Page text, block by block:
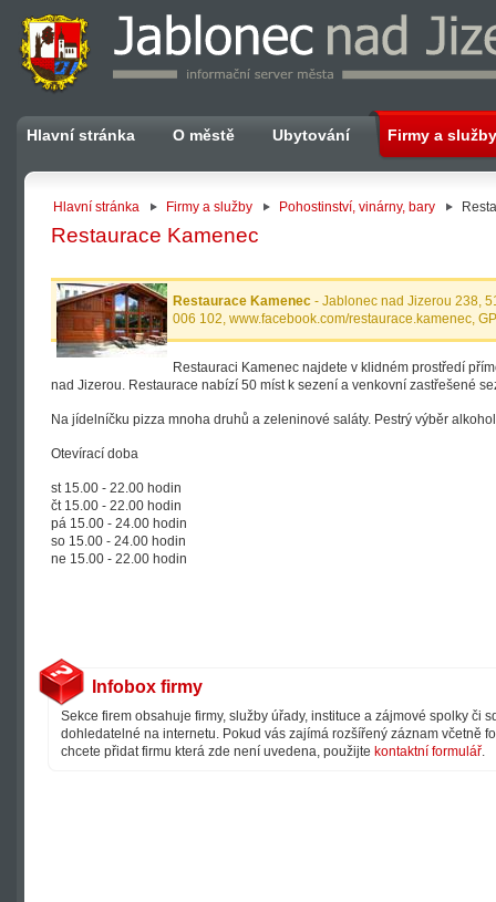
Hlavní stránka O městě Ubytování Firmy a služby
Hlavní stránka Firmy a služby Pohostinství, vinárny, bary
Restaurace Kamenec
Restaurace Kamenec - Jablonec nad Jizerou 238,
006 102, www.facebook.com/restaurace.kamenec,
Restauraci Kamenec najdete v klidném prostředí
nad Jizerou. Restaurace nabízí 50 míst k sezení a venkovní zastřešené
Na jídelníčku pizza mnoha druhů a zeleninové saláty. Pestrý výběr
Otevírací doba
st 15.00 - 22.00 hodin
čt 15.00 - 22.00 hodin
pá 15.00 - 24.00 hodin
so 15.00 - 24.00 hodin
ne 15.00 - 22.00 hodin
Infobox firmy
Sekce firem obsahuje firmy, služby úřady, instituce a zájmové spolky či
dohledatelné na internetu. Pokud vás zajímá rozšířený záznam včetně
chcete přidat firmu která zde není uvedena, použijte kontaktní formulář.